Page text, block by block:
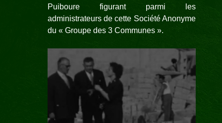
Puiboure figurant parmi les
administrateurs de cette Société Anonyme
du « Groupe des 3 Communes ».